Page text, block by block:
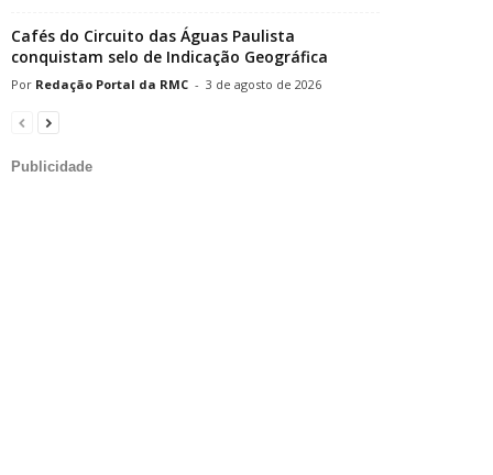
Cafés do Circuito das Águas Paulista
conquistam selo de Indicação Geográfica
Redação Portal da RMC - 3 de agosto de 2026
Publicidade